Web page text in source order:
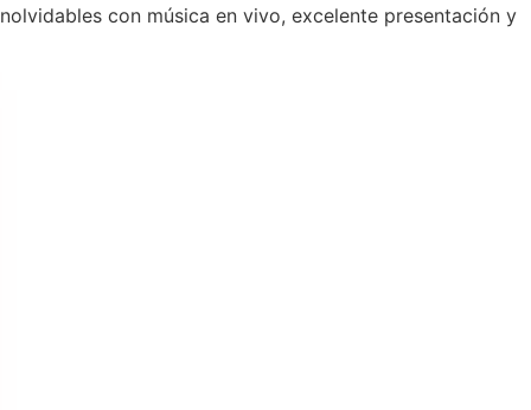
con música en vivo, excelente presentación y